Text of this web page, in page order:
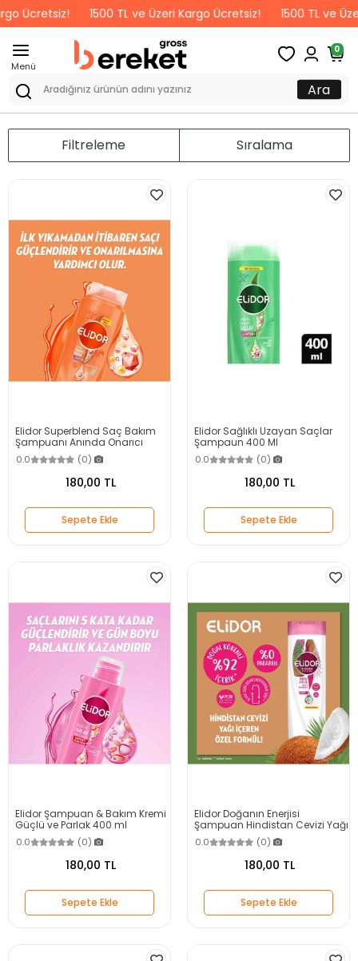
Ücretsiz! 1500 TL ve Üzeri Kargo Ücretsiz! 1500 TL ve
Menü
0
Ara
Filtreleme Sıralama
Elidor Superblend Saç Bakım
Şampuanı Anında Onarıcı
Bakım C Vitamini Keratin
Seramid 400 ml
0.0 (0)
180,00 TL
Sepete Ekle
Elidor Sağlıklı Uzayan Saçlar
Şampaun 400 Ml
0.0 (0)
180,00 TL
Sepete Ekle
Elidor Şampuan & Bakım Kremi
Güçlü ve Parlak 400 ml
0.0 (0)
180,00 TL
Sepete Ekle
Elidor Doğanın Enerjisi
Şampuan Hindistan Cevizi Yağı
400 ml
0.0 (0)
180,00 TL
Sepete Ekle